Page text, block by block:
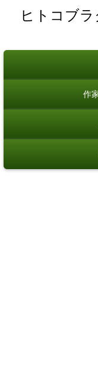
ヒトコブ
作